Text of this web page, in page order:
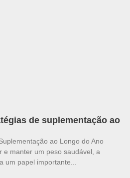
de suplementação ao
ao Longo do Ano
e manter um peso saudável, a
um papel importante